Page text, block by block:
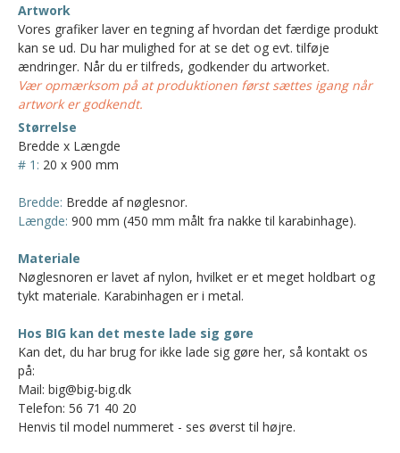
Artwork
Vores grafiker laver en tegning af hvordan det færdige produkt
kan se ud. Du har mulighed for at se det og evt. tilføje
ændringer. Når du er tilfreds, godkender du artworket.
Vær opmærksom på at produktionen først sættes igang når
artwork er godkendt.
Størrelse
Bredde x Længde
# 1: 20 x 900 mm
Bredde: Bredde af nøglesnor.
Længde: 900 mm (450 mm målt fra nakke til karabinhage).
Materiale
Nøglesnoren er lavet af nylon, hvilket er et meget holdbart og
tykt materiale. Karabinhagen er i metal.
Hos BIG kan det meste lade sig gøre
Kan det, du har brug for ikke lade sig gøre her, så kontakt os
på:
Mail: big@big-big.dk
Telefon: 56 71 40 20
Henvis til model nummeret - ses øverst til højre.